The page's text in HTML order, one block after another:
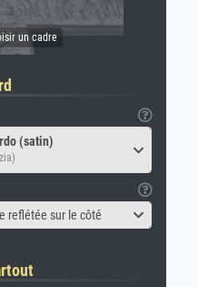
(satin)
reflétée sur le côté